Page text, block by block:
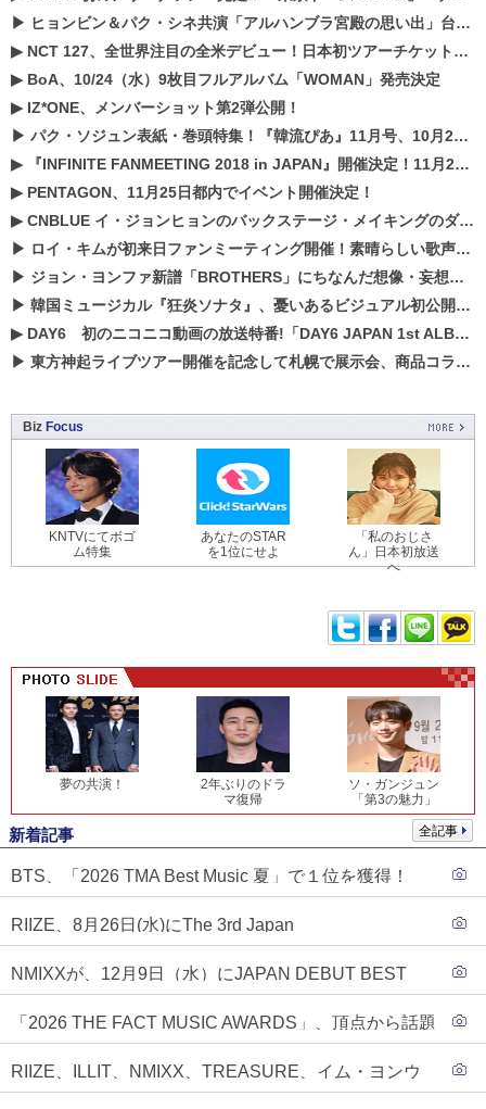
▶ ヒョンビン＆パク・シネ共演「アルハンブラ宮殿の思い出」台本読み現場を公開
▶ NCT 127、全世界注目の全米デビュー！日本初ツアーチケットが早くもプレミア化！？
▶ BoA、10/24（水）9枚目フルアルバム「WOMAN」発売決定
▶ IZ*ONE、メンバーショット第2弾公開！
▶ パク・ソジュン表紙・巻頭特集！『韓流ぴあ』11月号、10月22日（月）発売！
▶
『INFINITE FANMEETING 2018 in JAPAN』開催決定！11月21、22日にパシフィコ横浜にて実施
▶ PENTAGON、11月25日都内でイベント開催決定！
▶CNBLUE イ・ジョンヒョンのバックステージ・メイキングのダイジェスト映像が公開！
▶ ロイ・キムが初来日ファンミーティング開催！素晴らしい歌声に癒される贅沢な時間
▶ ジョン・ヨンファ新譜「BROTHERS」にちなんだ想像・妄想企画がスタート！
▶ 韓国ミュージカル『狂炎ソナタ』、憂いある​ビジュアル初公開!! 主役リョウク、SHIN、KENらのコメントが到着！
▶ DAY6 初のニコニコ動画の放送特番!「DAY6 JAPAN 1st ALBUM「UNLOCK」発売記念 ライブ@ニコ生」を配信決定!
▶ 東方神起ライブツアー開催を記念して札幌で展示会、商品コラボが実現！！
Biz Focus
KNTVにてボゴ
ム特集
あなたのSTAR
を1位にせよ
「私のおじさ
ん」日本初放送
へ
夢の共演！
2年ぶりのドラ
マ復帰
ソ・ガンジュン
「第3の魅力」
全記事
新着記事
BTS、「2026 TMA Best Music 夏」で１位を獲得！
RIIZE、8月26日(水)にThe 3rd Japan
NMIXXが、12月9日（水）にJAPAN DEBUT BEST
もスタート！！
「2026 THE FACT MUSIC AWARDS」、頂点から話題
RIIZE、ILLIT、NMIXX、TREASURE、イム・ヨンウ